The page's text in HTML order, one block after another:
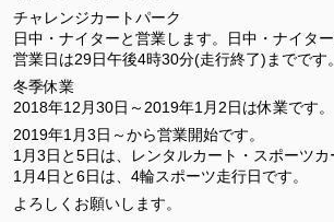
チャレンジカートパーク
日中・ナイターと営業します。日中・ナイタ
営業日は29日午後4時30分(走行終了)までです。
冬季休業
2018年12月30日～2019年1月2日は休業です。
2019年1月3日～から営業開始です。
1月3日と5日は、レンタルカート・スポーツカ
1月4日と6日は、4輪スポーツ走行日です。
よろしくお願いします。